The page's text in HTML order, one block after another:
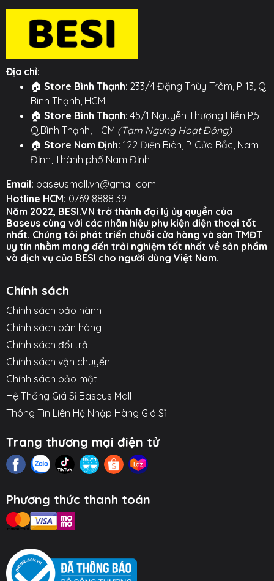
giản để niêm phong túi một cách chắc chắn. An toàn,
kín khí và dễ sử dụng hơn gấp nhiều lần so với các loại
khóa gài truyền thống.
🌊 Chống Nước Toàn Diện Chuẩn IPX8: Với tiêu chuẩn
chống nước cao nhất IPX8, túi có thể bảo vệ an toàn
cho điện thoại của bạn ở độ sâu lên đến 30 mét.
Hoàn toàn yên tâm không lo nước, bụi hay cát xâm
nhập làm hỏng thiết bị.
📸 Cảm Ứng Nhạy, Chụp Ảnh Trong Veo: Lớp màng
TPU cao cấp siêu trong suốt và mỏng, cho phép bạn
Đặc biệt, chất liệu này không làm ảnh hưởng đến
chất lượng camera, giúp bạn ghi lại những khoảnh
khắc sắc nét và sống động ngay cả dưới nước.
🏊 Dây Đeo Mềm Mại & Thoải Mái: Mỗi chiếc túi đều đi
kèm một dây đeo cổ bằng vải cotton mềm mại, có
mình một cách an toàn mà vẫn rảnh tay để bơi lội và
⚙️ TÍNH NĂNG NỔI BẬT ⚙️
○ Cơ chế khóa trượt trụ tròn (Cylindrical Slide Lock)
độc đáo, an toàn.
○ Chuẩn chống nước IPX8: An toàn ở độ sâu lên đến
30 mét.
chụp ảnh rõ nét.
Hình ảnh sản phẩm
Địa chỉ:
🏠 Store Bình Thạnh: 233/4 Đặng Thùy Trâm, P. 13, Q.
Bình Thạnh, HCM
🏠 Store Bình Thạnh: 45/1 Nguyễn Thượng Hiền P,5
Q.Bình Thạnh, HCM (Tạm Ngưng Hoạt Động)
🏠 Store Nam Định: 122 Điện Biên, P. Cửa Bắc, Nam
Định, Thành phố Nam Định
Email: baseusmall.vn@gmail.com
Hotline HCM: 0769 8888 39
Năm 2022, BESI.VN trở thành đại lý ủy quyền của
Baseus cùng với các nhãn hiệu phụ kiện điện thoại tốt
nhất. Chúng tôi phát triển chuỗi cửa hàng và sàn TMĐT
uy tín nhằm mang đến trải nghiệm tốt nhất về sản phẩm
và dịch vụ của BESI cho người dùng Việt Nam.
Chính sách
Chính sách bảo hành
Chính sách bán hàng
Chính sách đổi trả
Chính sách vận chuyển
Chính sách bảo mật
Hệ Thống Giá Sỉ Baseus Mall
Thông Tin Liên Hệ Nhập Hàng Giá Sỉ
Trang thương mại điện tử
Phương thức thanh toán